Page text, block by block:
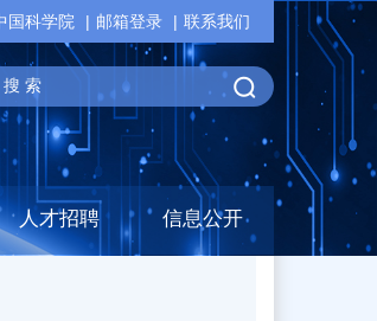
国科学院 邮箱登录 联系我们
人才招聘 信息公开